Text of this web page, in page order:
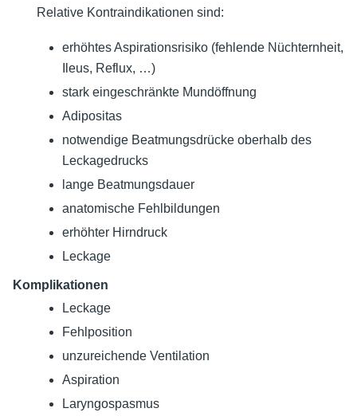
Relative Kontraindikationen sind:
erhöhtes Aspirationsrisiko (fehlende Nüchternheit,
Ileus, Reflux, …)
stark eingeschränkte Mundöffnung
Adipositas
notwendige Beatmungsdrücke oberhalb des
Leckagedrucks
lange Beatmungsdauer
anatomische Fehlbildungen
erhöhter Hirndruck
Leckage
Komplikationen
Leckage
Fehlposition
unzureichende Ventilation
Aspiration
Laryngospasmus